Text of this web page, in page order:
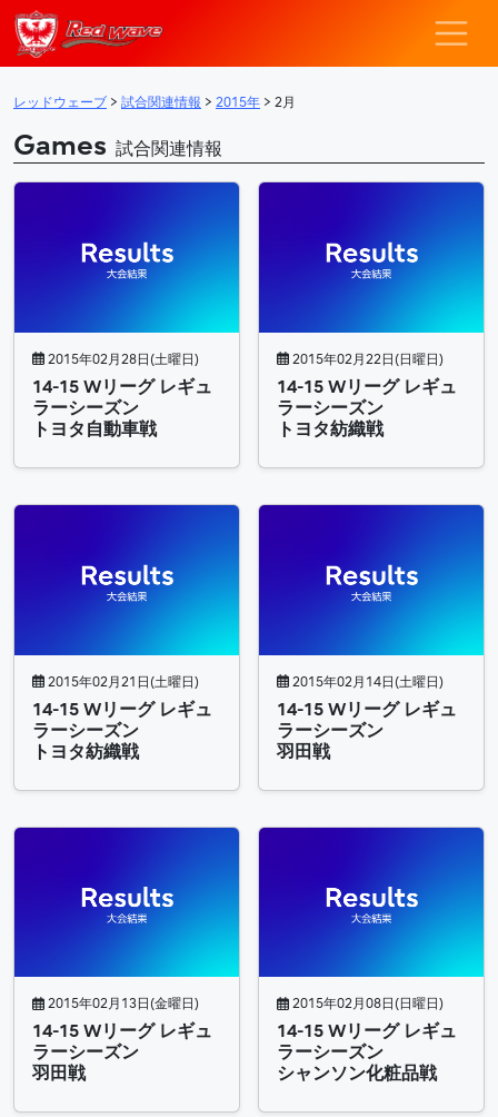
メインナビゲーション
レッドウェー
レッドウェーブ > 試合関連情報 > 2015年 > 2月
Games 試合関連情報
2015年02月28日(土曜日)
14-15 Wリーグ レギュ
ラーシーズン
トヨタ自動車戦
2015年02月22日(日曜日)
14-15 Wリーグ レギュ
ラーシーズン
トヨタ紡織戦
2015年02月21日(土曜日)
14-15 Wリーグ レギュ
ラーシーズン
トヨタ紡織戦
2015年02月14日(土曜日)
14-15 Wリーグ レギュ
ラーシーズン
羽田戦
2015年02月13日(金曜日)
14-15 Wリーグ レギュ
ラーシーズン
羽田戦
2015年02月08日(日曜日)
14-15 Wリーグ レギュ
ラーシーズン
シャンソン化粧品戦